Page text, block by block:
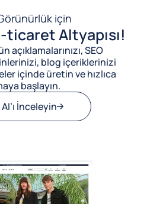
için
ticaret Altyapısı!
açıklamalarınızı, SEO
blog içeriklerinizi
içinde üretin ve hızlıca
başlayın.
İnceleyin